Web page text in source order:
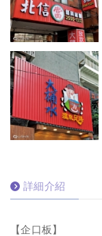
詳細介紹
【企口板】